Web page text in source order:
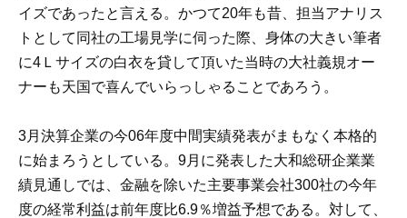
イズであったと言える。かつて20年も昔、担当アナリス
トとして同社の工場見学に伺った際、身体の大きい筆者
に4Ｌサイズの白衣を貸して頂いた当時の大社義規オー
ナーも天国で喜んでいらっしゃることであろう。
3月決算企業の今06年度中間実績発表がまもなく本格的
に始まろうとしている。9月に発表した大和総研企業業
績見通しでは、金融を除いた主要事業会社300社の今年
度の経常利益は前年度比6.9％増益予想である。対して、